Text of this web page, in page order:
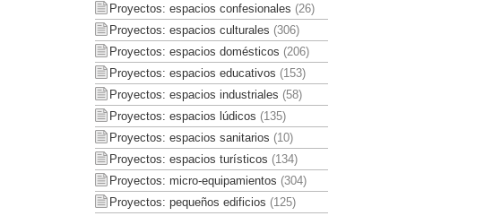
Proyectos: espacios confesionales (26)
Proyectos: espacios culturales (306)
Proyectos: espacios domésticos (206)
Proyectos: espacios educativos (153)
Proyectos: espacios industriales (58)
Proyectos: espacios lúdicos (135)
Proyectos: espacios sanitarios (10)
Proyectos: espacios turísticos (134)
Proyectos: micro-equipamientos (304)
Proyectos: pequeños edificios (125)